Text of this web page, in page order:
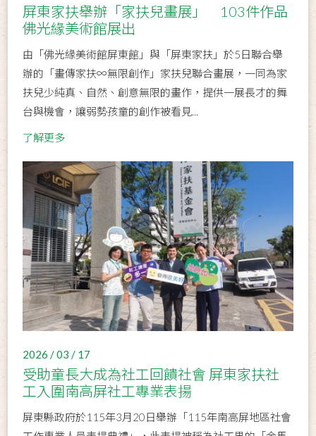
屏東家扶舉辦「家扶兒畫展」 103件作品
佛光緣美術館展出
由「佛光緣美術館屏東館」與「屏東家扶」於5日聯合舉
辦的「畫傳家扶∞無限創作」家扶兒聯合畫展，一同為家
扶兒少純真、自然、創意無限的畫作，提供一展長才的舞
台與機會，讓弱勢孩童的創作被看見...
了解更多
2026 / 03 / 17
受助童長大成為社工回饋社會 屏東家扶社
工入圍南高屏社工專業表揚
屏東縣政府於115年3月20日舉辦「115年南高屏地區社會